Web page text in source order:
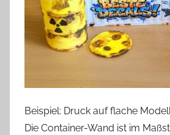
Beispiel: Druck auf flache
Die Container-Wand ist im